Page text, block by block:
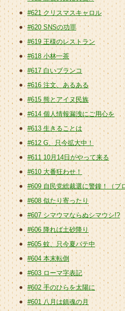
#621 クリスマスキャロル
#620 SNSの功罪
#619 王様のレストラン
#618 小林一茶
#617 白いブランコ
#616 注文、あるある
#615 熊とアイヌ民族
#614 個人情報漏洩にご用心を
#613 生きることは
#612 G、只今拡大中！
#611 10月14日がやって来る
#610 大番狂わせ！
#609 自民党総裁選に警鐘！（ブ
#608 似たり寄ったり
#607 シマウマならぬシマウシ!?
#606 降れば土砂降り
#605 蚊、只今夏バテ中
#604 本末転倒
#603 ローマ字表記
#602 手のひらを太陽に
#601 八月は鎮魂の月